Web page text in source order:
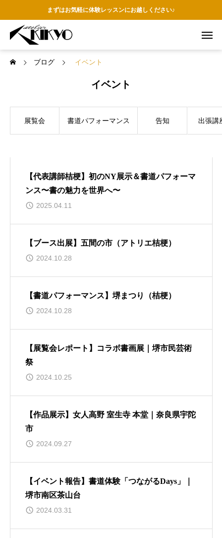
まずはお気軽に体験レッスンにお越しください♪
イベント
ブログ イベント
展覧会 書道パフォーマンス 告知 出張講
【代表講師桔梗】初のNY展示＆書道パフォーマ
ンス〜書の魅力を世界へ〜
2025.04.11
【ブース出展】五間の市（アトリエ桔梗）
2024.10.28
【書道パフォーマンス】堺まつり（桔梗）
2024.10.28
【展覧会レポート】コラボ書画展｜堺市民芸術
祭
2024.10.25
【作品展示】女人高野 室生寺 本堂｜奈良県宇陀
市
2024.09.27
【イベント報告】書道体験「つながるDays」｜
堺市南区茶山台
2024.03.31